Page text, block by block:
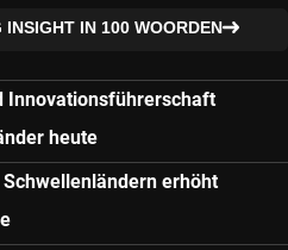
INSIGHT IN 100 WOORDEN
Innovationsführerschaft
heute
erhöht